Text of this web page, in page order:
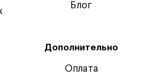
Блог
Дополнительно
Оплата